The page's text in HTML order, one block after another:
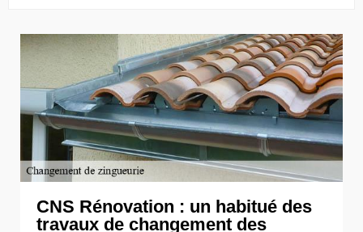
CNS Rénovation : un habitué des
travaux de changement des